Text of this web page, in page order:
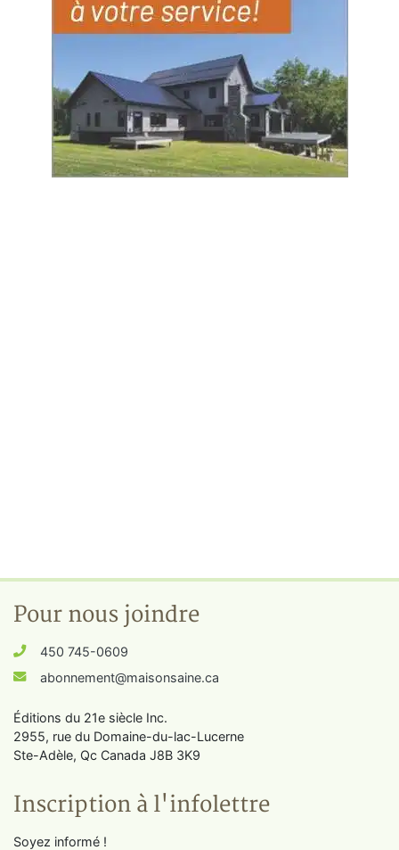
Pour nous joindre
450 745-0609
abonnement@maisonsaine.ca
Éditions du 21e siècle Inc.
2955, rue du Domaine-du-lac-Lucerne
Ste-Adèle, Qc Canada J8B 3K9
Inscription à l'infolettre
Soyez informé !